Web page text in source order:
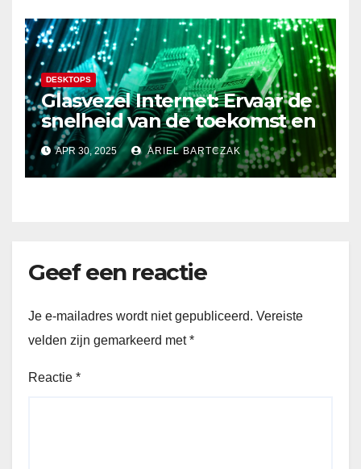
DESKTOPS
Glasvezel Internet: Ervaar de
snelheid van de toekomst en
verbeter je internetervaring!
APR 30, 2025 ARIEL BARTCZAK
Geef een reactie
Je e-mailadres wordt niet gepubliceerd. Vereiste
velden zijn gemarkeerd met*
Reactie *